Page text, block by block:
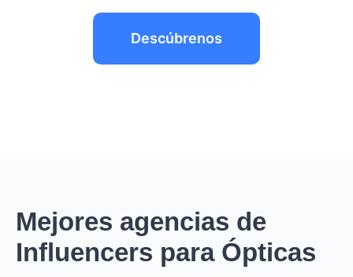
Descúbrenos
Mejores agencias de
Influencers para Ópticas